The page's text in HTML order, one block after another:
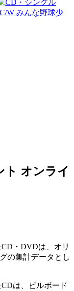
W みんな野球少
ト オンライ
・DVDは、オリ
の集計データとし
は、ビルボード